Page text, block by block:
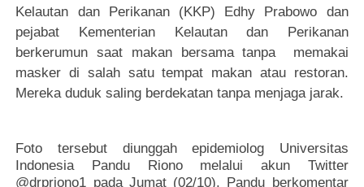
Kelautan dan Perikanan (KKP) Edhy Prabowo dan
pejabat Kementerian Kelautan dan Perikanan
berkerumun saat makan bersama tanpa memakai
masker di salah satu tempat makan atau restoran.
Mereka duduk saling berdekatan tanpa menjaga jarak.
Foto tersebut diunggah epidemiolog Universitas
Indonesia Pandu Riono melalui akun Twitter
@drpriono1 pada Jumat (02/10). Pandu berkomentar